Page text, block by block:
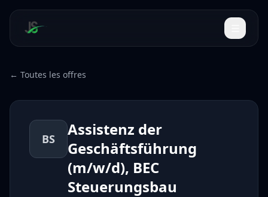
← Toutes les offres
BS
Assistenz der
Geschäftsführung
(m/w/d), BEC
Steuerungsbau